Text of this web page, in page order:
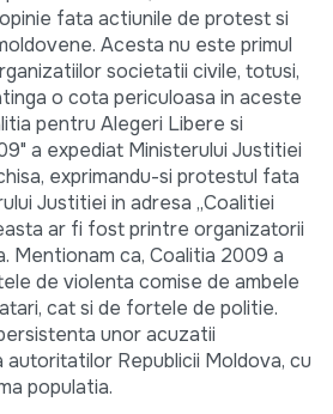
fata actiunile de protest si
Acesta nu este primul
societatii civile, totusi,
o cota periculoasa in aceste
pentru Alegeri Libere si
a expediat Ministerului Justitiei
exprimandu-si protestul fata
Justitiei in adresa „Coalitiei
ar fi fost printre organizatorii
Mentionam ca, Coalitia 2009 a
de violenta comise de ambele
cat si de fortele de politie.
unor acuzatii
Republicii Moldova, cu
populatia.